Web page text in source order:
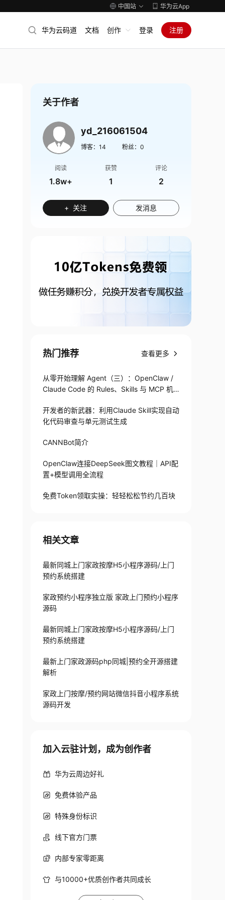
中国站 华为云App
华为云码道 文档 创作 登录 注册
关于作者
yd_216061504
博客： 14 粉丝： 0
阅读
1.8w+
获赞
1
评论
2
+ 关注 发消息
热门推荐 查看更多
从零开始理解 Agent（三）：OpenClaw /
Claude Code 的 Rules、Skills 与 MCP 机
开发者的新武器：利用Claude Skill实现自动
化代码审查与单元测试生成
CANNBot简介
OpenClaw连接DeepSeek图文教程｜API配
置+模型调用全流程
免费Token领取实操：轻轻松松节约几百块
相关文章
最新同城上门家政按摩H5小程序源码/上门
预约系统搭建
家政预约小程序独立版 家政上门预约小程序
源码
最新同城上门家政按摩H5小程序源码/上门
预约系统搭建
最新上门家政源码php同城|预约全开源搭建
解析
家政上门按摩/预约网站微信抖音小程序系统
源码开发
加入云驻计划，成为创作者
华为云周边好礼
免费体验产品
特殊身份标识
线下官方门票
内部专家零距离
与10000+优质创作者共同成长